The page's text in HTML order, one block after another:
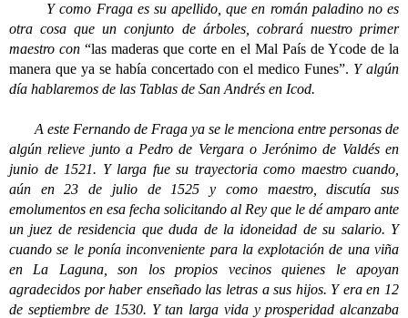
Y como Fraga es su apellido, que en román paladino no es
otra cosa que un conjunto de árboles, cobrará nuestro primer
maestro con“las maderas que corte en el Mal País de Ycode de la
manera que ya se había concertado con el medico Funes”. Y algún
día hablaremos de las Tablas de San Andrés en Icod.
A este Fernando de Fraga ya se le menciona entre personas de
algún relieve junto a Pedro de Vergara o Jerónimo de Valdés en
junio de 1521. Y larga fue su trayectoria como maestro cuando,
aún en 23 de julio de 1525 y como maestro, discutía sus
emolumentos en esa fecha solicitando al Rey que le dé amparo ante
un juez de residencia que duda de la idoneidad de su salario. Y
cuando se le ponía inconveniente para la explotación de una viña
en La Laguna, son los propios vecinos quienes le apoyan
agradecidos por haber enseñado las letras a sus hijos. Y era en 12
de septiembre de 1530. Y tan larga vida y prosperidad alcanzaba